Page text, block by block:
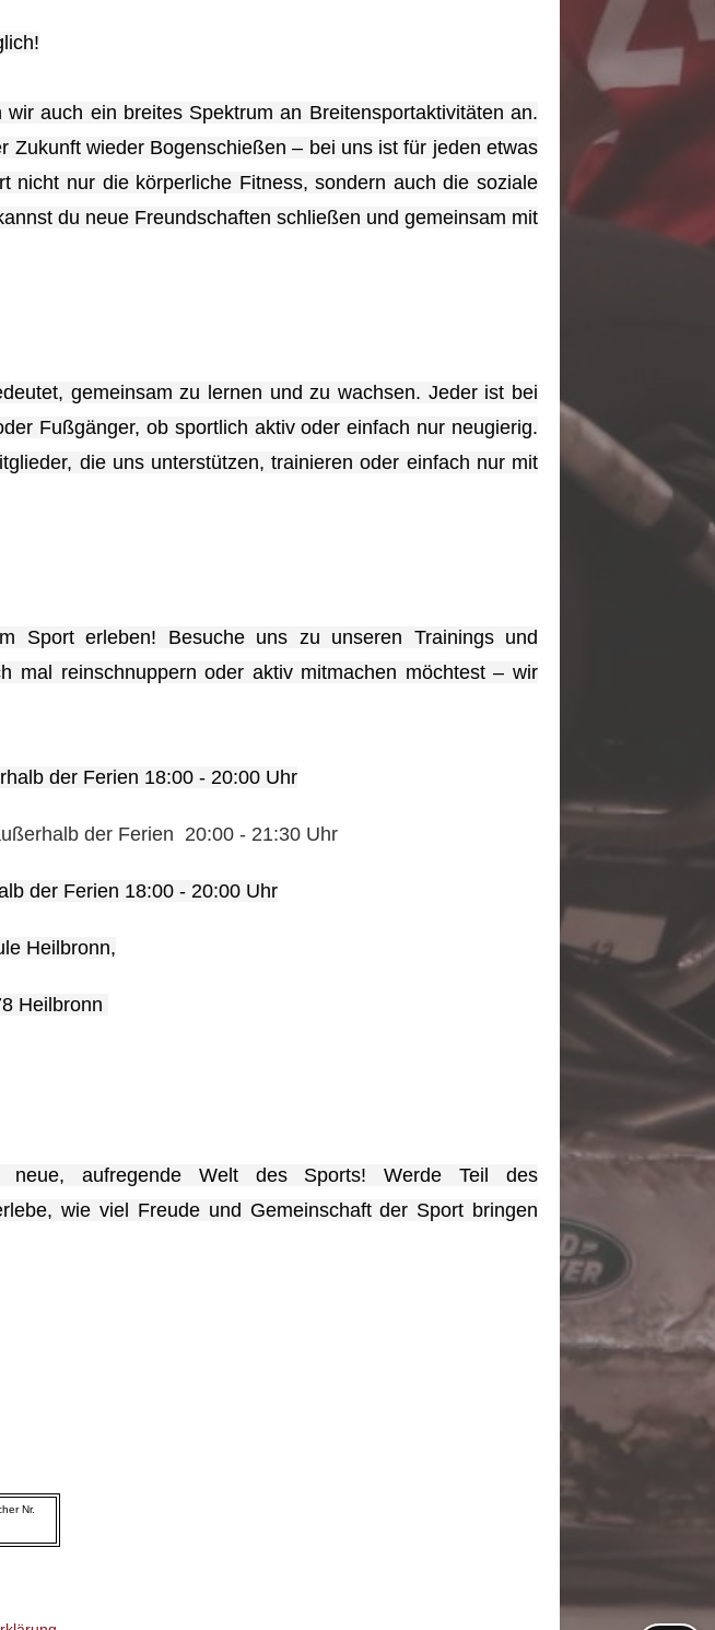
auch ein breites Spektrum an Breitensportaktivitäten an.
Zukunft wieder Bogenschießen – bei uns ist für jeden etwas
nicht nur die körperliche Fitness, sondern auch die soziale
du neue Freundschaften schließen und gemeinsam mit
gemeinsam zu lernen und zu wachsen. Jeder ist bei
Fußgänger, ob sportlich aktiv oder einfach nur neugierig.
die uns unterstützen, trainieren oder einfach nur mit
Sport erleben! Besuche uns zu unseren Trainings und
mal reinschnuppern oder aktiv mitmachen möchtest – wir
der Ferien 18:00 - 20:00 Uhr
der Ferien 20:00 - 21:30 Uhr
der Ferien 18:00 - 20:00 Uhr
Heilbronn,
aufregende Welt des Sports! Werde Teil des
wie viel Freude und Gemeinschaft der Sport bringen
Nr.